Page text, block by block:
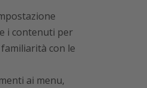
i contenuti per
con le
ai menu,